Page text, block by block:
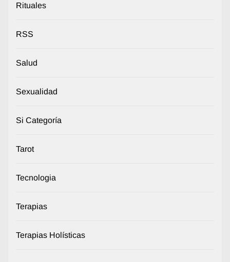
Rituales
RSS
Salud
Sexualidad
Si Categoría
Tarot
Tecnologia
Terapias
Terapias Holísticas